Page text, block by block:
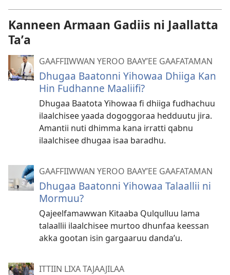
Kanneen Armaan Gadiis ni Jaallatta
Taʼa
GAAFFIIWWAN YEROO BAAYʼEE GAAFATAMAN
Dhugaa Baatonni Yihowaa Dhiiga Kan
Hin Fudhanne Maaliifi?
Dhugaa Baatota Yihowaa fi dhiiga fudhachuu
ilaalchisee yaada dogoggoraa hedduutu jira.
Amantii nuti dhimma kana irratti qabnu
ilaalchisee dhugaa isaa baradhu.
GAAFFIIWWAN YEROO BAAYʼEE GAAFATAMAN
Dhugaa Baatonni Yihowaa Talaallii ni
Mormuu?
Qajeelfamawwan Kitaaba Qulqulluu lama
talaallii ilaalchisee murtoo dhunfaa keessan
akka gootan isin gargaaruu dandaʼu.
ITTIIN LIXA TAJAAJILAA